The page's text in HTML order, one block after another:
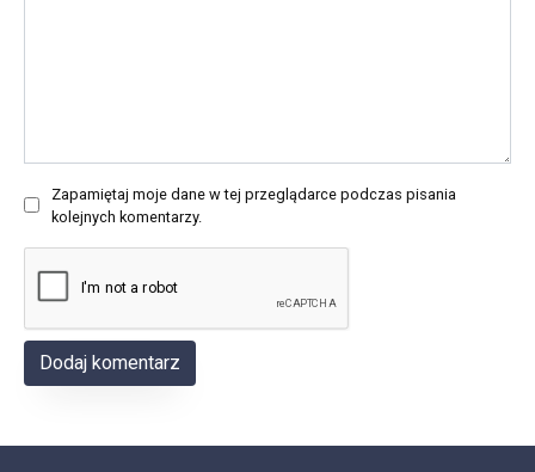
Zapamiętaj moje dane w tej przeglądarce podczas pisania
kolejnych komentarzy.